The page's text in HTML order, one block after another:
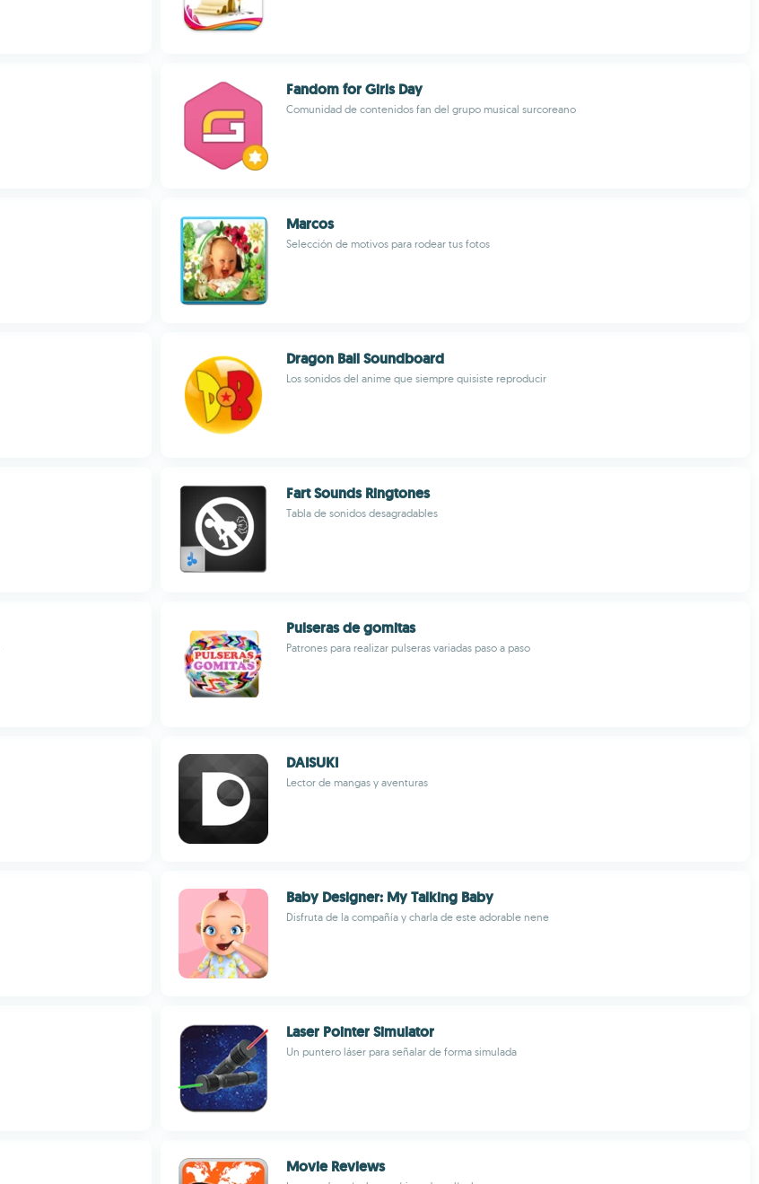
Fandom for Girls Day
Comunidad de contenidos fan del grupo musical surcoreano
Marcos
Selección de motivos para rodear tus fotos
Dragon Ball Soundboard
Los sonidos del anime que siempre quisiste reproducir
Fart Sounds Ringtones
Tabla de sonidos desagradables
Pulseras de gomitas
Patrones para realizar pulseras variadas paso a paso
DAISUKI
Lector de mangas y aventuras
Baby Designer: My Talking Baby
Disfruta de la compañía y charla de este adorable nene
Laser Pointer Simulator
Un puntero láser para señalar de forma simulada
Movie Reviews